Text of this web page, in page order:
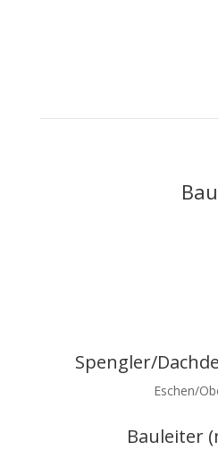
Bau
Spengler/
Eschen/
Bauleiter